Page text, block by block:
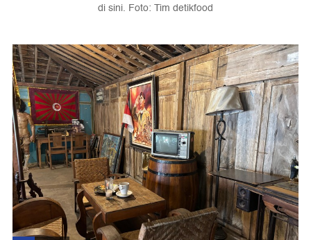
di sini. Foto: Tim detikfood